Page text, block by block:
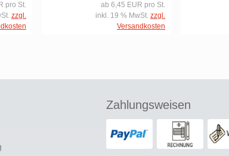
pro St.
zzgl.
ab 6,45 EUR pro St.
inkl. 19 % MwSt. zzgl.
Versandkosten
Zahlungsweisen